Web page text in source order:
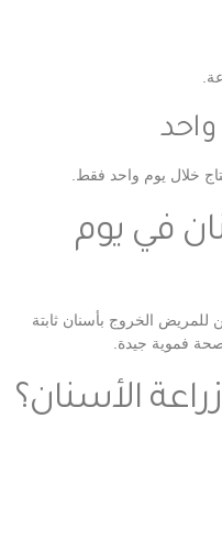
خلال يوم واحد فقط.
في يوم
الخروج بأسنان ثابتة
فموية جيدة.
الأسنان؟